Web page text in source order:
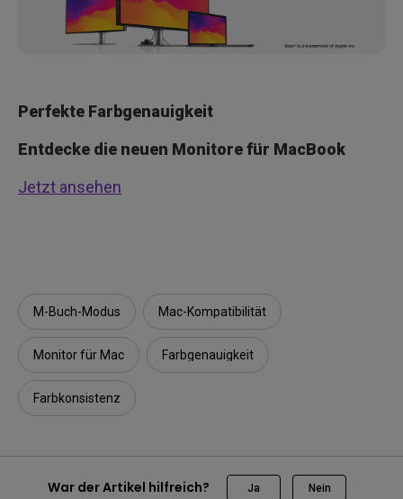
Perfekte Farbgenauigkeit
Entdecke die neuen Monitore für MacBook
Jetzt ansehen
M-Buch-Modus Mac-Kompatibilität
Monitor für Mac Farbgenauigkeit
Farbkonsistenz
War der Artikel hilfreich? Ja Nein